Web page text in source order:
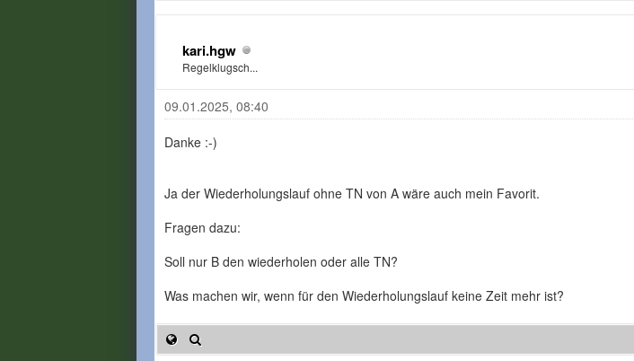
kari.hgw
Regelklugsch...
09.01.2025, 08:40
Danke :-)
Ja der Wiederholungslauf ohne TN von A wäre auch mein Favorit.
Fragen dazu:
Soll nur B den wiederholen oder alle TN?
Was machen wir, wenn für den Wiederholungslauf keine Zeit mehr ist?